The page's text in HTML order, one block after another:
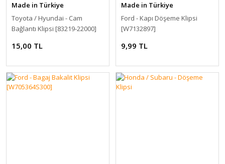
Made in Türkiye
Toyota / Hyundai - Cam
Bağlantı Klipsi [83219-22000]
15,00 TL
Made in Türkiye
Ford - Kapı Döşeme Klipsi
[W7132897]
9,99 TL